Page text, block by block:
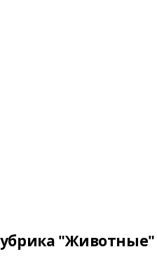
"Животные"